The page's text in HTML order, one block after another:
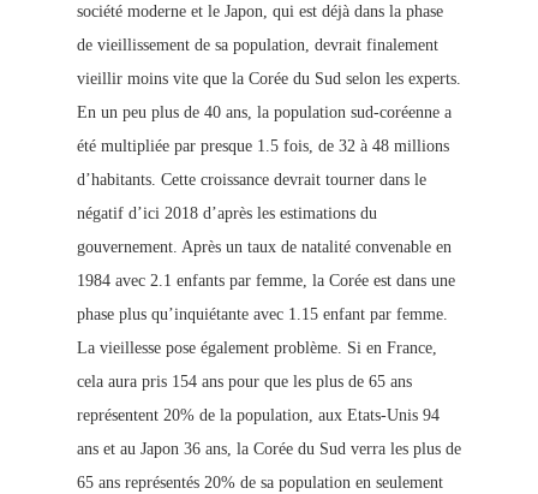
société moderne et le Japon, qui est déjà dans la phase
de vieillissement de sa population, devrait finalement
vieillir moins vite que la Corée du Sud selon les experts.
En un peu plus de 40 ans, la population sud-coréenne a
été multipliée par presque 1.5 fois, de 32 à 48 millions
d’habitants. Cette croissance devrait tourner dans le
négatif d’ici 2018 d’après les estimations du
gouvernement. Après un taux de natalité convenable en
1984 avec 2.1 enfants par femme, la Corée est dans une
phase plus qu’inquiétante avec 1.15 enfant par femme.
La vieillesse pose également problème. Si en France,
cela aura pris 154 ans pour que les plus de 65 ans
représentent 20% de la population, aux Etats-Unis 94
ans et au Japon 36 ans, la Corée du Sud verra les plus de
65 ans représentés 20% de sa population en seulement